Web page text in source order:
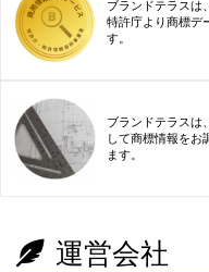
ブランドテラスは
特許庁より商標デ
す。
ブランドテラスは
して商標情報をお
ます。
運営会社